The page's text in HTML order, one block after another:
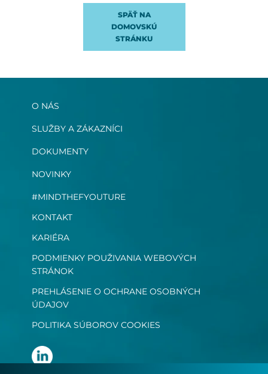
SPÄŤ NA
DOMOVSKÚ
STRÁNKU
O NÁS
SLUŽBY A ZÁKAZNÍCI
DOKUMENTY
NOVINKY
#MINDTHEFYOUTURE
KONTAKT
KARIÉRA
PODMIENKY POUŽIVANIA WEBOVÝCH
STRÁNOK
PREHLÁSENIE O OCHRANE OSOBNÝCH
ÚDAJOV
POLITIKA SÚBOROV COOKIES